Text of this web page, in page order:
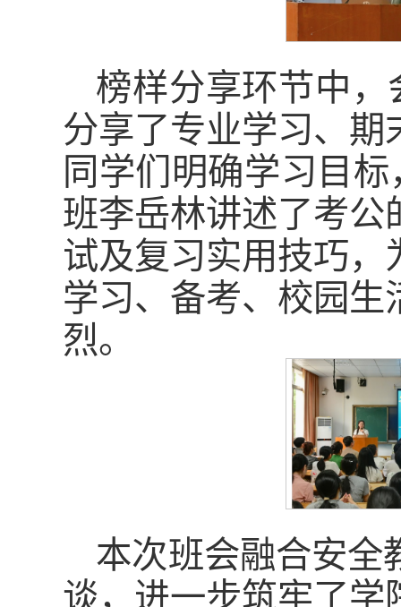
榜样分享环节中
分享了专业学习、
同学们明确学习目
班李岳林讲述了考
试及复习实用技巧
学习、备考、校园
烈。
本次班会融合安全
谈，进一步筑牢了